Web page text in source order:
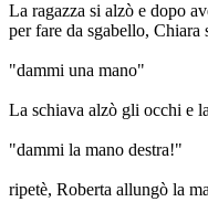
La ragazza si alzò e dopo
per fare da sgabello, Chiara
"dammi una mano"
La schiava alzò gli occhi e
"dammi la mano destra!"
ripetè, Roberta allungò la